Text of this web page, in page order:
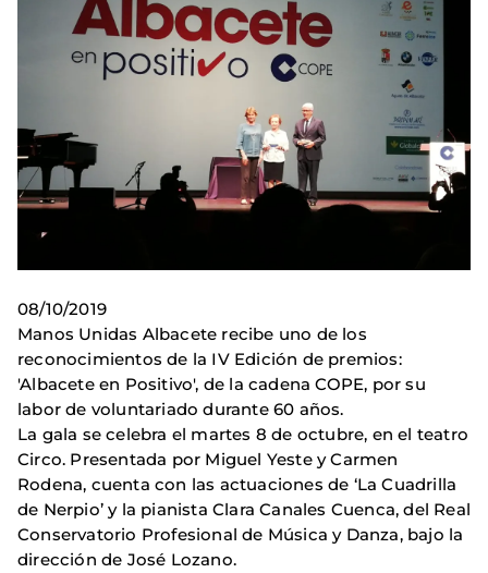
08/10/2019
Manos Unidas Albacete recibe uno de los
reconocimientos de la IV Edición de premios:
'Albacete en Positivo', de la cadena COPE, por su
labor de voluntariado durante 60 años.
La gala se celebra el martes 8 de octubre, en el teatro
Circo. Presentada por Miguel Yeste y Carmen
Rodena, cuenta con las actuaciones de ‘La Cuadrilla
de Nerpio’ y la pianista Clara Canales Cuenca, del Real
Conservatorio Profesional de Música y Danza, bajo la
dirección de José Lozano.